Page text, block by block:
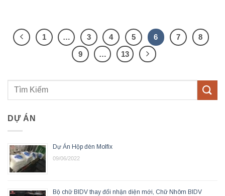
1 … 3 4 5 6 7
8
9
… 13
DỰ ÁN
Dự Án Hộp đèn Molfix
09/06/2022
Bộ chữ BIDV thay đổi nhận diện mới, Chữ Nhôm BIDV